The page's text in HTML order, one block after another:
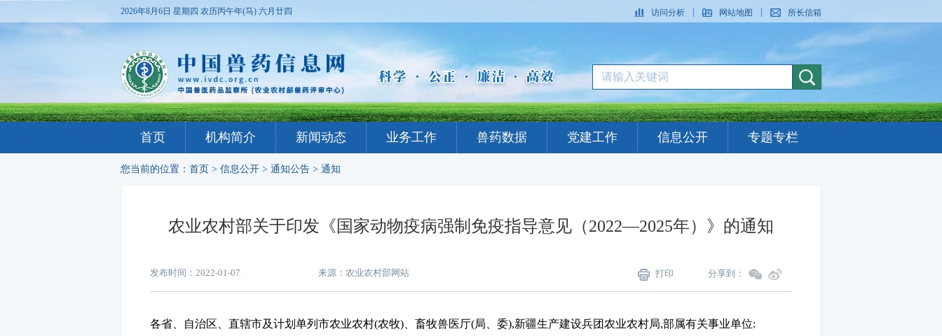
2026年8月6日 星期四 农历丙午年(马) 六月廿四 访问分析 网站地图 所长信箱
首页 机构简介 新闻动态 业务工作 兽药数据 党建工作 信息公开 专题专栏
您当前的位置： 首页 > 信息公开 > 通知公告 > 通知
农业农村部关于印发《国家动物疫病强制免疫指导意见（2022—2025年）》的通知
发布时间：2022-01-07 来源：农业农村部网站 分享到：
打印
各省、自治区、直辖市及计划单列市农业农村(农牧)、畜牧兽医厅(局、委),新疆生产建设兵团农业农村局,部属有关事业单位: